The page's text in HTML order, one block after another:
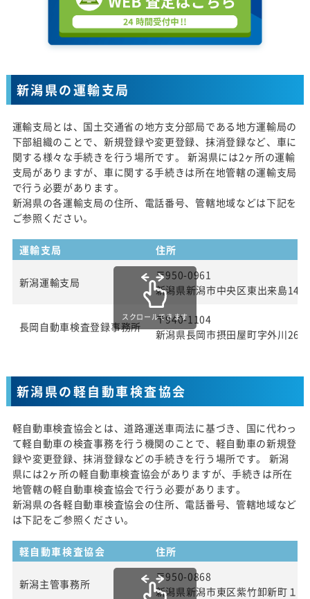
新潟県の運輸支局
運輸支局とは、国土交通省の地方支分部局である地方運輸局の
下部組織のことで、新規登録や変更登録、抹消登録など、車に
関する様々な手続きを行う場所です。 新潟県には2ヶ所の運輸
支局がありますが、車に関する手続きは所在地管轄の運輸支局
で行う必要があります。
新潟県の各運輸支局の住所、電話番号、管轄地域などは下記を
ご参照ください。
運輸支局 住所
新潟運輸支局
〒950-0961
新潟県新潟市中央区東出来島14
長岡自動車検査登録事務所
〒940-1104
新潟県長岡市摂田屋町字外川
スクロールできます
新潟県の軽自動車検査協会
軽自動車検査協会とは、道路運送車両法に基づき、国に代わっ
て軽自動車の検査事務を行う機関のことで、軽自動車の新規登
録や変更登録、抹消登録などの手続きを行う場所です。 新潟
県には2ヶ所の軽自動車検査協会がありますが、手続きは所在
地管轄の軽自動車検査協会で行う必要があります。
新潟県の各軽自動車検査協会の住所、電話番号、管轄地域など
は下記をご参照ください。
軽自動車検査協会 住所
新潟主管事務所
〒950-0868
新潟県新潟市東区紫竹卸新町１